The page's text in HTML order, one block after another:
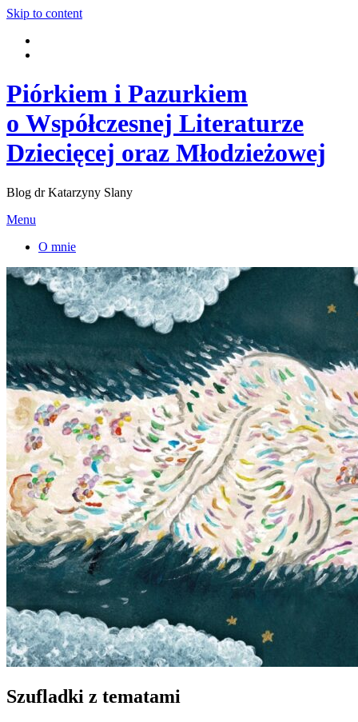
Skip to content
Piórkiem i Pazurkiem
o Współczesnej Literaturze
Dziecięcej oraz Młodzieżowej
Blog dr Katarzyny Slany
Menu
O mnie
Szufladki z tematami